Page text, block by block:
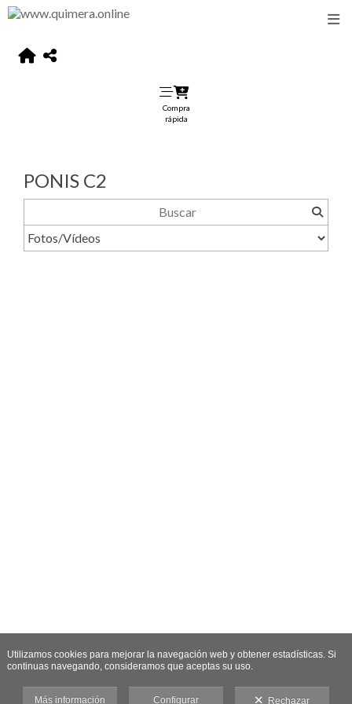
Compra
rápida
PONIS C2
Utilizamos cookies para mejorar la navegación web y obtener estadísticas. Si
continuas navegando, consideramos que aceptas su uso.
Más información Configurar Rechazar